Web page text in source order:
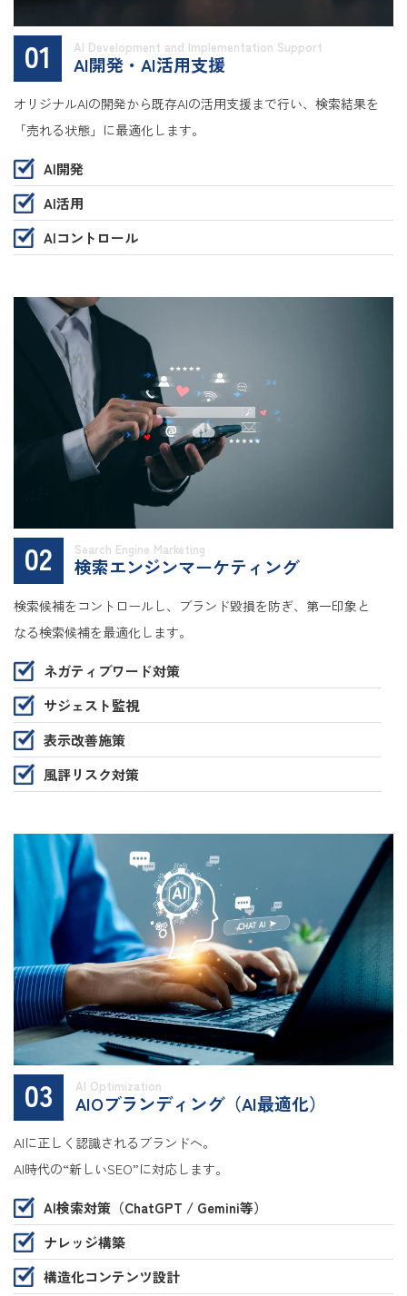
01 AI Development and Implementation Support
AI開発・AI活用支援
オリジナルAIの開発から既存AIの活用支援まで行い、検索結果を
「売れる状態」に最適化します。
AI開発
AI活用
AIコントロール
02 Search Engine Marketing
検索エンジンマーケティング
検索候補をコントロールし、ブランド毀損を防ぎ、第一印象と
なる検索候補を最適化します。
ネガティブワード対策
サジェスト監視
表示改善施策
風評リスク対策
03 AI Optimization
AIOブランディング（AI最適化）
AIに正しく認識されるブランドへ。
AI時代の“新しいSEO”に対応します。
AI検索対策（ChatGPT / Gemini等）
ナレッジ構築
構造化コンテンツ設計